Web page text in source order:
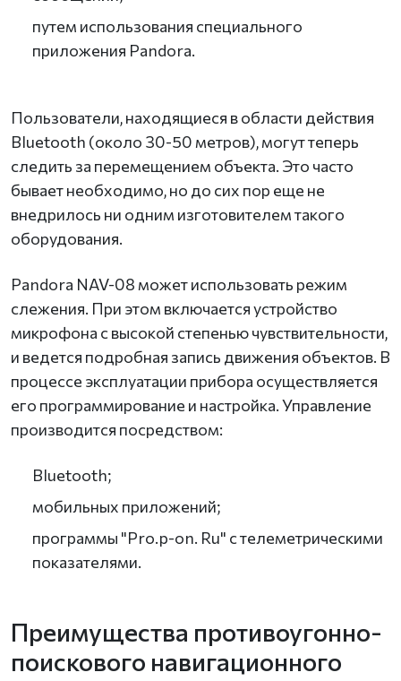
путем использования специального
приложения Pandora.
Пользователи, находящиеся в области действия
Bluetooth (около 30-50 метров), могут теперь
следить за перемещением объекта. Это часто
бывает необходимо, но до сих пор еще не
внедрилось ни одним изготовителем такого
оборудования.
Pandora NAV-08 может использовать режим
слежения. При этом включается устройство
микрофона с высокой степенью чувствительности,
и ведется подробная запись движения объектов. В
процессе эксплуатации прибора осуществляется
его программирование и настройка. Управление
производится посредством:
Bluetooth;
мобильных приложений;
программы "Pro.p-on. Ru" с телеметрическими
показателями.
Преимущества противоугонно-
поискового навигационного